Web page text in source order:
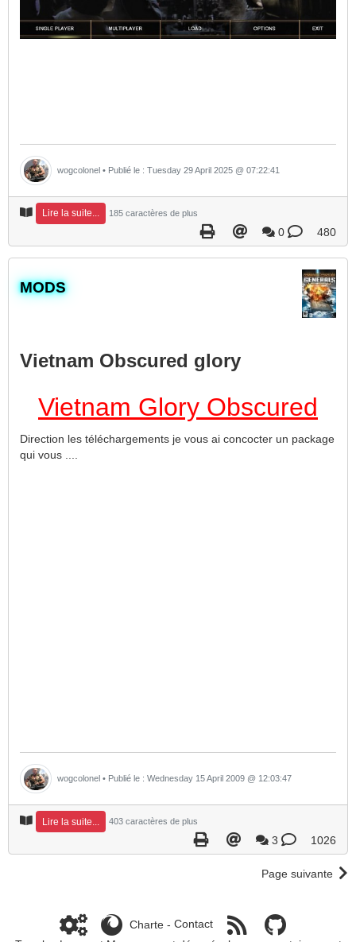
wogcolonel • Publié le : Tuesday 29 April 2025 @ 07:22:41
Lire la suite... 185 caractères de plus
0 480
​MODS
Vietnam Obscured glory
Vietnam Glory Obscured
Direction les téléchargements je vous ai concocter un package
qui vous ....
wogcolonel • Publié le : Wednesday 15 April 2009 @ 12:03:47
Lire la suite... 403 caractères de plus
3 1026
Page suivante
Charte- Contact